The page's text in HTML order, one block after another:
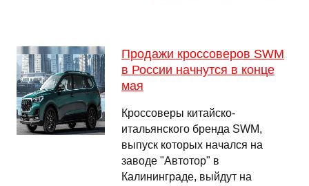
Продажи кроссоверов SWM
в России начнутся в конце
мая
Кроссоверы китайско-
итальянского бренда SWM,
выпуск которых начался на
заводе "Автотор" в
Калининграде, выйдут на